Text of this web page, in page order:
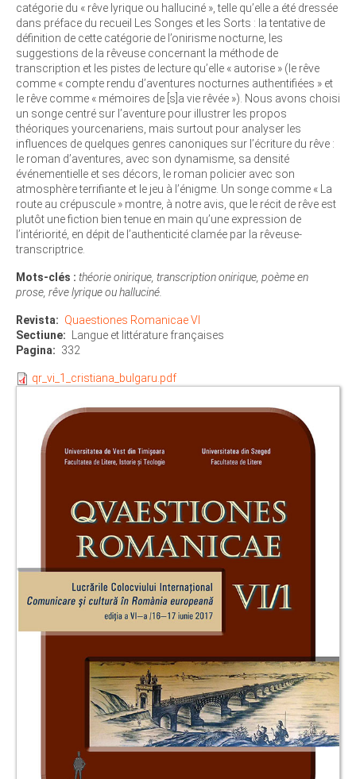
catégorie du « rêve lyrique ou halluciné », telle qu’elle a été dressée
dans préface du recueil Les Songes et les Sorts : la tentative de
définition de cette catégorie de l’onirisme nocturne, les
suggestions de la rêveuse concernant la méthode de
transcription et les pistes de lecture qu’elle « autorise » (le rêve
comme « compte rendu d’aventures nocturnes authentifiées » et
le rêve comme « mémoires de [s]a vie rêvée »). Nous avons choisi
un songe centré sur l’aventure pour illustrer les propos
théoriques yourcenariens, mais surtout pour analyser les
influences de quelques genres canoniques sur l’écriture du rêve :
le roman d’aventures, avec son dynamisme, sa densité
événementielle et ses décors, le roman policier avec son
atmosphère terrifiante et le jeu à l’énigme. Un songe comme « La
route au crépuscule » montre, à notre avis, que le récit de rêve est
plutôt une fiction bien tenue en main qu’une expression de
l’intériorité, en dépit de l’authenticité clamée par la rêveuse-
transcriptrice.
Mots-clés : théorie onirique, transcription onirique, poème en
prose, rêve lyrique ou halluciné.
Revista
Quaestiones Romanicae VI
Sectiune
Langue et littérature françaises
Pagina
332
qr_vi_1_cristiana_bulgaru.pdf